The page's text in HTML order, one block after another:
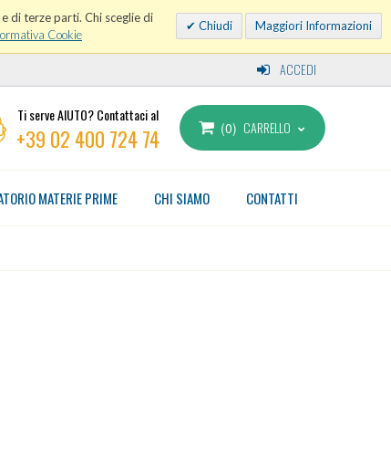
di terze parti. Chi sceglie di
Cookie
Chiudi Maggiori Informazioni
ACCEDI
Ti serve AIUTO? Contattaci al
+39 02 400 724 74 0 CARRELLO
CONTATTI
CHI SIAMO
MATERIE PRIME